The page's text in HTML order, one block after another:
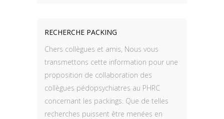
RECHERCHE PACKING
Chers collègues et amis, Nous vous
transmettons cette information pour une
proposition de collaboration des
collègues pédopsychiatres au PHRC
concernant les packings. Que de telles
recherches puissent être menées en